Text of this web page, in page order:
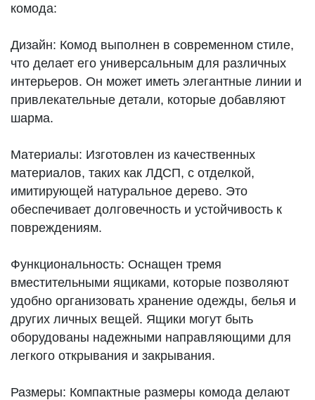
комода:
Дизайн: Комод выполнен в современном стиле,
что делает его универсальным для различных
интерьеров. Он может иметь элегантные линии и
привлекательные детали, которые добавляют
шарма.
Материалы: Изготовлен из качественных
материалов, таких как ЛДСП, с отделкой,
имитирующей натуральное дерево. Это
обеспечивает долговечность и устойчивость к
повреждениям.
Функциональность: Оснащен тремя
вместительными ящиками, которые позволяют
удобно организовать хранение одежды, белья и
других личных вещей. Ящики могут быть
оборудованы надежными направляющими для
легкого открывания и закрывания.
Размеры: Компактные размеры комода делают